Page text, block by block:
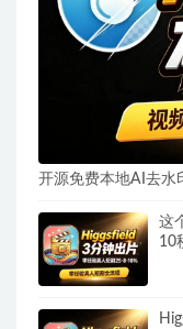
开源免费本地AI去水
这
10